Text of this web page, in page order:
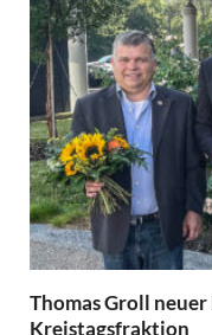
Thomas Groll
Kreistagsfraktion